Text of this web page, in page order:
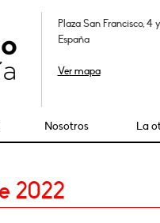
Plaza San Francisco,
España
Ver mapa
Nosotros La
2022